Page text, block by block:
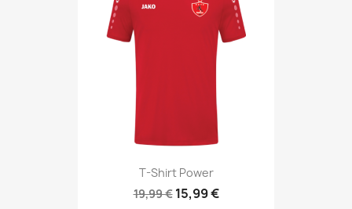
T-Shirt Power
19,99 € 15,99 €